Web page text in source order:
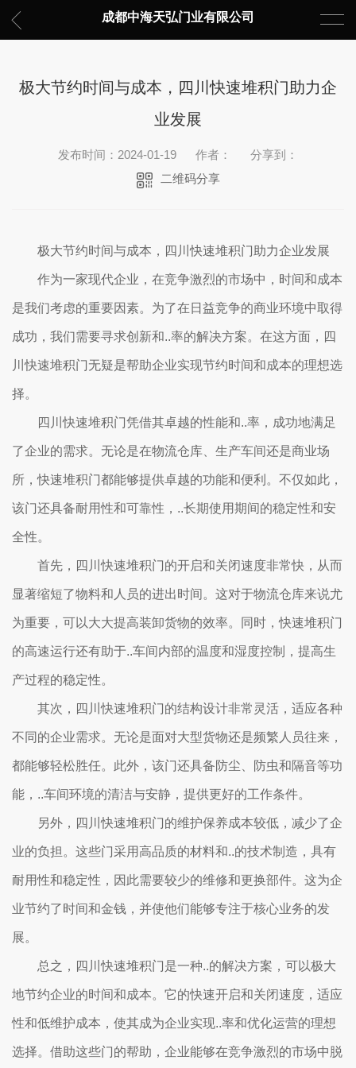
成都中海天弘门业有限公司
极大节约时间与成本，四川快速堆积门助力企
业发展
发布时间：2024-01-19 作者：
分享到：
二维码分享
极大节约时间与成本，四川快速堆积门助力企业发展
作为一家现代企业，在竞争激烈的市场中，时间和成本
是我们考虑的重要因素。为了在日益竞争的商业环境中取得
成功，我们需要寻求创新和..率的解决方案。在这方面，四
川快速堆积门无疑是帮助企业实现节约时间和成本的理想选
择。
四川快速堆积门凭借其卓越的性能和..率，成功地满足
了企业的需求。无论是在物流仓库、生产车间还是商业场
所，快速堆积门都能够提供卓越的功能和便利。不仅如此，
该门还具备耐用性和可靠性，..长期使用期间的稳定性和安
全性。
首先，四川快速堆积门的开启和关闭速度非常快，从而
显著缩短了物料和人员的进出时间。这对于物流仓库来说尤
为重要，可以大大提高装卸货物的效率。同时，快速堆积门
的高速运行还有助于..车间内部的温度和湿度控制，提高生
产过程的稳定性。
其次，四川快速堆积门的结构设计非常灵活，适应各种
不同的企业需求。无论是面对大型货物还是频繁人员往来，
都能够轻松胜任。此外，该门还具备防尘、防虫和隔音等功
能，..车间环境的清洁与安静，提供更好的工作条件。
另外，四川快速堆积门的维护保养成本较低，减少了企
业的负担。这些门采用高品质的材料和..的技术制造，具有
耐用性和稳定性，因此需要较少的维修和更换部件。这为企
业节约了时间和金钱，并使他们能够专注于核心业务的发
展。
总之，四川快速堆积门是一种..的解决方案，可以极大
地节约企业的时间和成本。它的快速开启和关闭速度，适应
性和低维护成本，使其成为企业实现..率和优化运营的理想
选择。借助这些门的帮助，企业能够在竞争激烈的市场中脱